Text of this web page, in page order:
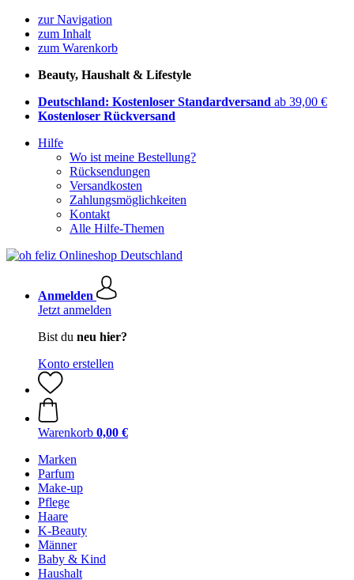
zur Navigation
zum Inhalt
zum Warenkorb
Beauty, Haushalt & Lifestyle
Deutschland: Kostenloser Standardversand ab 39,00 €
Kostenloser Rückversand
Hilfe
Wo ist meine Bestellung?
Rücksendungen
Versandkosten
Zahlungsmöglichkeiten
Kontakt
Alle Hilfe-Themen
Anmelden
Jetzt anmelden
Bist du neu hier?
Konto erstellen
Warenkorb 0,00 €
Marken
Parfum
Make-up
Pflege
Haare
K-Beauty
Männer
Baby & Kind
Haushalt